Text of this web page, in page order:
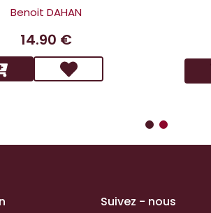
Benoit DAHAN
14.90 €
Suivez - nous